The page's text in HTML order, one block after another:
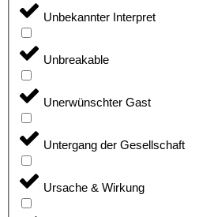
Unbekannter Interpret
Unbreakable
Unerwünschter Gast
Untergang der Gesellschaft
Ursache & Wirkung